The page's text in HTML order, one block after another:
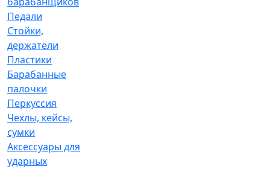
Педали
Стойки,
держатели
Пластики
Барабанные
палочки
Перкуссия
Чехлы, кейсы,
сумки
Аксессуары для
ударных